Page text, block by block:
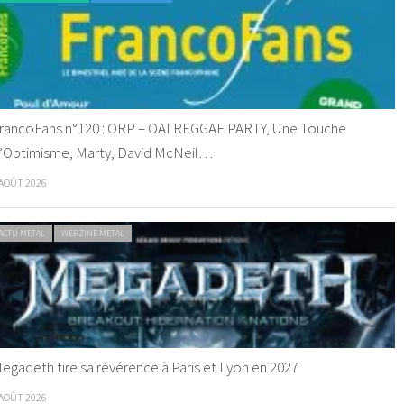
n°120 : ORP – OAI REGGAE PARTY, Une Touche
Marty, David McNeil…
2026
METAL WEBZINE METAL
tire sa révérence à Paris et Lyon en 2027
2026